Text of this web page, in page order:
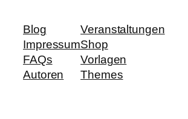
Blog
Impressum
FAQs
Autoren
Veranstaltungen
Shop
Vorlagen
Themes